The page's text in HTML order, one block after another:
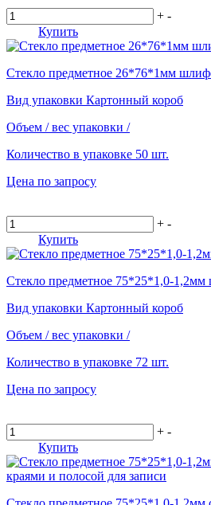
+ -
Купить
Стекло предметное 26*76*1мм
Вид упаковки Картонный короб
Объем / вес упаковки /
Количество в упаковке 50 шт.
Цена по запросу
+ -
Купить
Стекло предметное 75*25*1,0-
Вид упаковки Картонный короб
Объем / вес упаковки /
Количество в упаковке 72 шт.
Цена по запросу
+ -
Купить